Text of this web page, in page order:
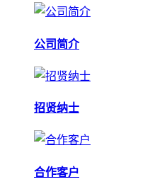
公司简介
招贤纳士
合作客户